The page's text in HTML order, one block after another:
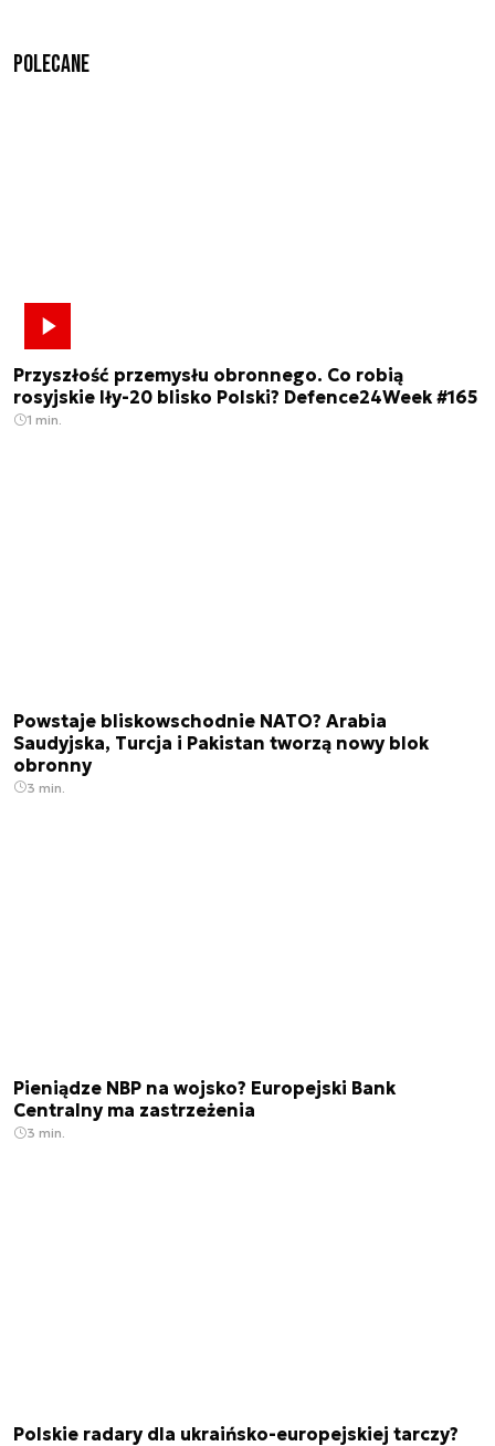
Polecane
Przyszłość przemysłu obronnego. Co robią
rosyjskie Iły-20 blisko Polski? Defence24Week #165
1 min.
Powstaje bliskowschodnie NATO? Arabia
Saudyjska, Turcja i Pakistan tworzą nowy blok
obronny
3 min.
Pieniądze NBP na wojsko? Europejski Bank
Centralny ma zastrzeżenia
3 min.
Polskie radary dla ukraińsko-europejskiej tarczy?